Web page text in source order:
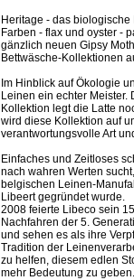
Heritage - das
Farben - flax und oyster -
gänzlich neuen Gipsy
Bettwäsche-Kollektionen
Im Hinblick auf Ökologie
Leinen ein echter
Kollektion legt die Latte
wird diese Kollektion auf
verantwortungsvolle Art
Einfaches und Zeitloses
nach wahren Werten
belgischen Leinen-
Libeert gegründet wurde.
2008 feierte Libeco sein
Nachfahren der 5.
und sehen es als ihre
Tradition der
zu helfen, diesem edlen
mehr Bedeutung zu geben.